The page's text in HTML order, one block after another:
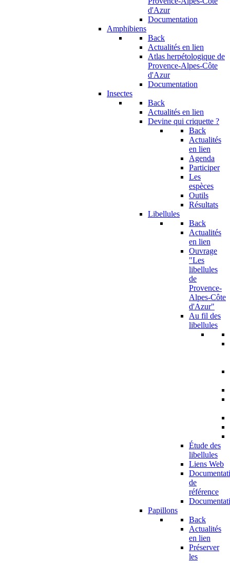
d'Azur
Documentation
Amphibiens
Back
Actualités en lien
Atlas herpétologique de
Provence-Alpes-Côte
d'Azur
Documentation
Insectes
Back
Actualités en lien
Devine qui criquette ?
Back
Actualités
en lien
Agenda
Participer
Les
espèces
Outils
Résultats
Libellules
Back
Actualités
en lien
Ouvrage
"Les
libellules
de
Provence-
Alpes-Côte
d'Azur"
Au fil des
libellules
Étude des
libellules
Liens Web
de
référence
Papillons
Back
Actualités
en lien
Préserver
les